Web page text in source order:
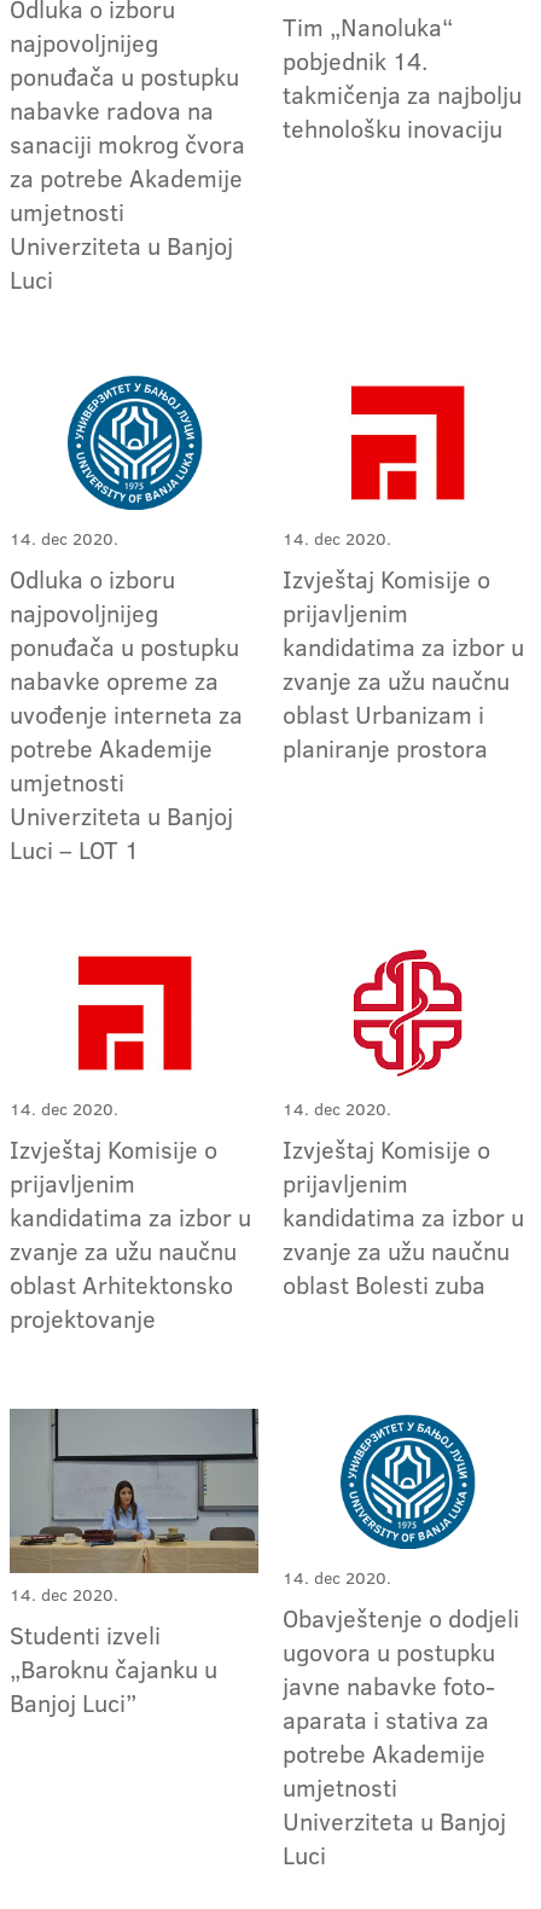
Odluka o izboru
najpovoljnijeg
ponuđača u postupku
nabavke radova na
sanaciji mokrog čvora
za potrebe Akademije
umjetnosti
Univerziteta u Banjoj
Luci
Tim „Nanoluka“
pobjednik 14.
takmičenja za najbolju
tehnološku inovaciju
14. dec 2020.
Odluka o izboru
najpovoljnijeg
ponuđača u postupku
nabavke opreme za
uvođenje interneta za
potrebe Akademije
umjetnosti
Univerziteta u Banjoj
Luci – LOT 1
14. dec 2020.
Izvještaj Komisije o
prijavljenim
kandidatima za izbor u
zvanje za užu naučnu
oblast Urbanizam i
planiranje prostora
14. dec 2020.
Izvještaj Komisije o
prijavljenim
kandidatima za izbor u
zvanje za užu naučnu
oblast Arhitektonsko
projektovanje
14. dec 2020.
Izvještaj Komisije o
prijavljenim
kandidatima za izbor u
zvanje za užu naučnu
oblast Bolesti zuba
14. dec 2020.
Studenti izveli
„Baroknu čajanku u
Banjoj Luci”
14. dec 2020.
Obavještenje o dodjeli
ugovora u postupku
javne nabavke foto-
aparata i stativa za
potrebe Akademije
umjetnosti
Univerziteta u Banjoj
Luci